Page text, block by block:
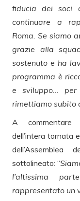
fiducia dei soci
continuare a
Roma. Se siamo
grazie alla
sostenuto e ha
programma è
e sviluppo...
rimettiamo subito
A commentare
dell’intera tornata
dell’Assemblea
sottolineato: “
l’altissima
rappresentato un